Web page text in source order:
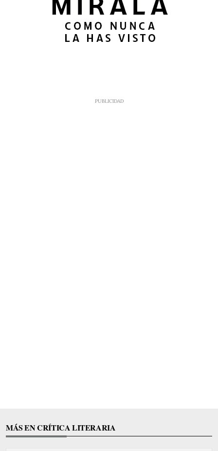
MÁS EN CRÍTICA LITERARIA